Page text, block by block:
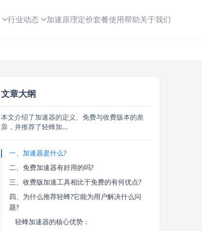
行业动态 加速原理定价套餐使用帮助关于我们
文章大纲
本文介绍了加速器的定义、免费与收费版本的差
异，并推荐了轻蜂加...
一、加速器是什么?
二、免费加速器有好用的吗?
三、收费版加速工具相比于免费的有何优点?
四、为什么推荐轻蜂?它能为用户解决什么问
题?
轻蜂加速器的核心优势：